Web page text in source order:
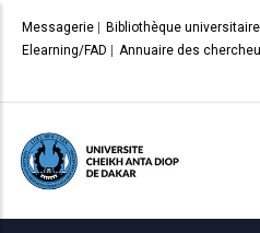
principal
Messagerie Bibliothèque universitaire
Elearning/FAD
Annuaire des